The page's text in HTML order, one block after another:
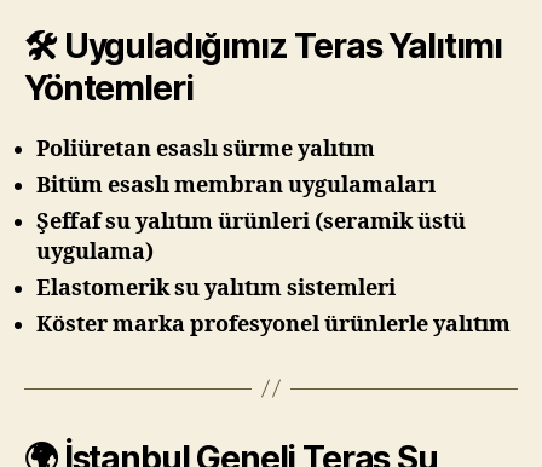
🛠️ Uyguladığımız Teras Yalıtımı
Yöntemleri
Poliüretan esaslı sürme yalıtım
Bitüm esaslı membran uygulamaları
Şeffaf su yalıtım ürünleri (seramik üstü
uygulama)
Elastomerik su yalıtım sistemleri
Köster marka profesyonel ürünlerle yalıtım
🌍 İstanbul Geneli Teras Su